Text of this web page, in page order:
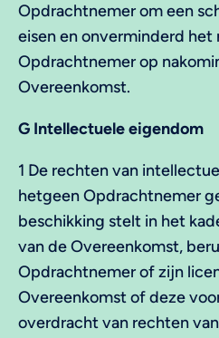
Opdrachtnemer om een
eisen en onverminderd het
Opdrachtnemer op
Overeenkomst.
G Intellectuele eigendom
1 De rechten van
hetgeen Opdrachtnemer
beschikking stelt in het
van de Overeenkomst,
Opdrachtnemer of zijn
Overeenkomst of deze
overdracht van rechten